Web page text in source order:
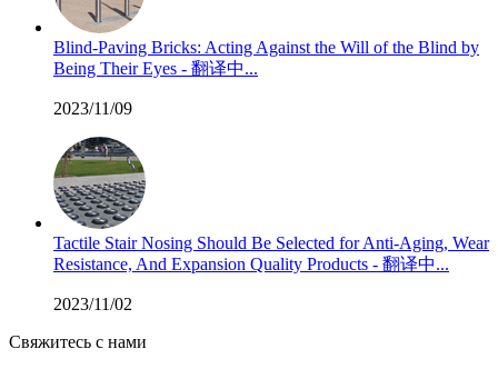
Blind-Paving Bricks: Acting Against the Will of the Blind by
Being Their Eyes - 翻译中...
2023/11/09
Tactile Stair Nosing Should Be Selected for Anti-Aging, Wear
Resistance, And Expansion Quality Products - 翻译中...
2023/11/02
Свяжитесь с нами